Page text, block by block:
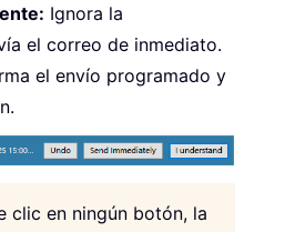
Ignora la
el correo de inmediato.
el envío programado y
clic en ningún botón, la